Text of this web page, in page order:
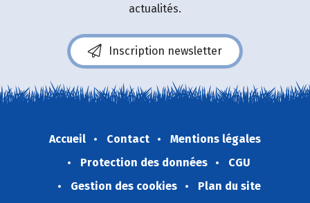
actualités.
Inscription newsletter
Accueil Contact
Mentions légales
Protection des données
CGU
Gestion des cookies
Plan du site